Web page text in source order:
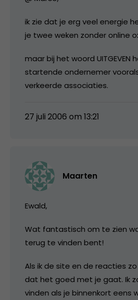
ik zie dat je erg veel energie
je twee weken zonder online
maar bij het woord UITGEVEN
startende ondernemer
verkeerde associaties.
27 juli 2006 om 13:21
Maarten
Ewald,
Wat fantastisch om te zien
terug te vinden bent!
Als ik de site en de reacties zo
dat het goed met je gaat. Ik
vinden als je binnenkort eens